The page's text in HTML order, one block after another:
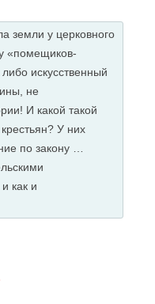
земли у церковного
«помещиков-
искусственный
не
И какой такой
У них
по закону …
как и